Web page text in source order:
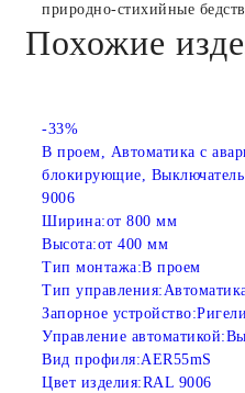
природно-стихийные
Похожие
-33%
В проем, Автоматика с
блокирующие,
9006
Ширина:от 800 мм
Высота:от 400 мм
Тип монтажа:В проем
Тип управления:
Запорное устройство:
Управление автоматикой:
Вид профиля:AER55mS
Цвет изделия:RAL 9006